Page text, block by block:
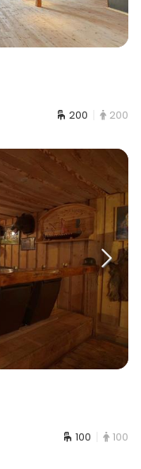
200 200
100 100